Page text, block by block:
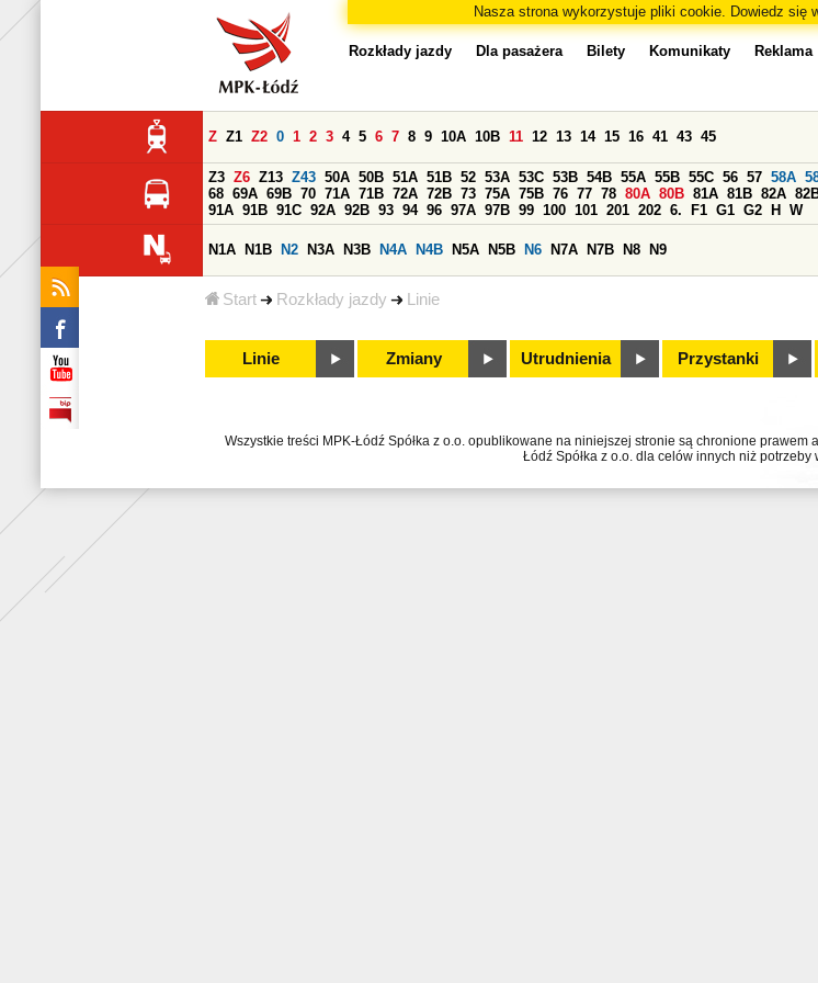
Nasza strona wykorzystuje pliki cookie. Dowiedz się
Start Rozkłady jazdy Linie
Rozkłady jazdy Dla pasażera Bilety Komunikaty Reklama
Z Z1 Z2 0 1 2 3 4 5 6 7 8 9 10A 10B 11 12 13 14 15 16 41 43 45
Z3 Z6 Z13 Z43 50A 50B 51A 51B 52 53A 53C 53B 54B 55A 55B 55C 56 57 58A
68 69A 69B 70 71A 71B 72A 72B 73 75A 75B 76 77 78 80A 80B 81A 81B 82A
91A 91B 91C 92A 92B 93 94 96 97A 97B 99 100 101 201 202 6. F1 G1 G2 H W
N1A N1B N2 N3A N3B N4A N4B N5A N5B N6 N7A N7B N8 N9
Linie Zmiany Utrudnienia Przystanki
Wszystkie treści MPK-Łódź Spółka z o.o. opublikowane na niniejszej stronie są chronione
Łódź Spółka z o.o. dla celów innych niż potrzeby